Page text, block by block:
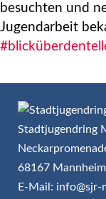
besuchten und
Jugendarbeit
Stadtjugendring
68167 Mannheim
E-Mail: info@sjr-